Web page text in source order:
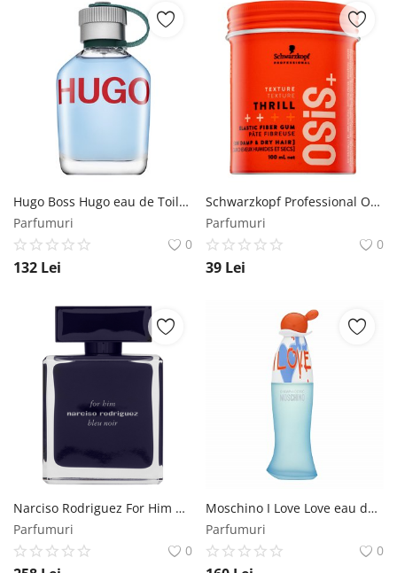
Hugo Boss Hugo eau de Toilette pentru barbati 75 ml Hugo Boss
Parfumuri
0
132 Lei
Schwarzkopf Professional Osis+ Texture guma modelatoare 100 ml Schwarzkopf Professional
Parfumuri
0
39 Lei
Narciso Rodriguez For Him Bleu Noir eau de Toilette pentru barbati 100 ml Narciso Rodriguez
Parfumuri
0
Moschino I Love Love eau de Toilette pentru femei 100 ml Moschino
Parfumuri
0